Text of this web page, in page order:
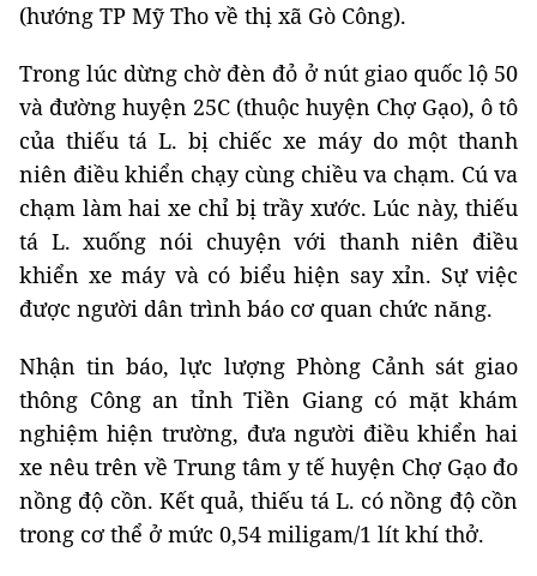
(hướng TP Mỹ Tho về thị xã Gò Công).
Trong lúc dừng chờ đèn đỏ ở nút giao quốc lộ 50
và đường huyện 25C (thuộc huyện Chợ Gạo), ô tô
của thiếu tá L. bị chiếc xe máy do một thanh
niên điều khiển chạy cùng chiều va chạm. Cú va
chạm làm hai xe chỉ bị trầy xước. Lúc này, thiếu
tá L. xuống nói chuyện với thanh niên điều
khiển xe máy và có biểu hiện say xỉn. Sự việc
được người dân trình báo cơ quan chức năng.
Nhận tin báo, lực lượng Phòng Cảnh sát giao
thông Công an tỉnh Tiền Giang có mặt khám
nghiệm hiện trường, đưa người điều khiển hai
xe nêu trên về Trung tâm y tế huyện Chợ Gạo đo
nồng độ cồn. Kết quả, thiếu tá L. có nồng độ cồn
trong cơ thể ở mức 0,54 miligam/1 lít khí thở.